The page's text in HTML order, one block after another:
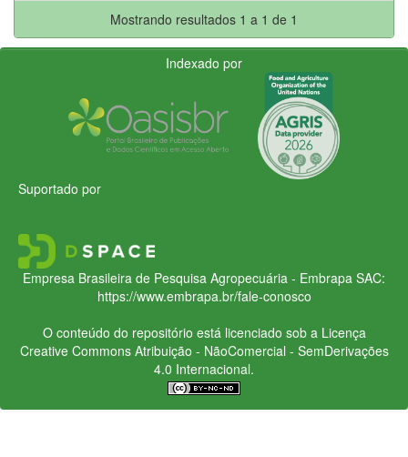
Mostrando resultados 1 a 1 de 1
Indexado por
Suportado por
Empresa Brasileira de Pesquisa Agropecuária - Embrapa SAC:
https://www.embrapa.br/fale-conosco
O conteúdo do repositório está licenciado sob a Licença
Creative CommonsAtribuição - NãoComercial - SemDerivações
4.0 Internacional.